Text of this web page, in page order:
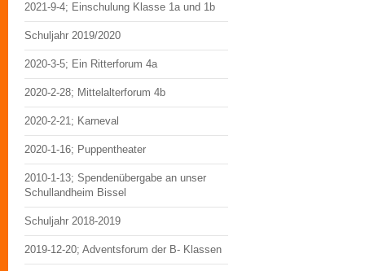
2021-9-4; Einschulung Klasse 1a und 1b
Schuljahr 2019/2020
2020-3-5; Ein Ritterforum 4a
2020-2-28; Mittelalterforum 4b
2020-2-21; Karneval
2020-1-16; Puppentheater
2010-1-13; Spendenübergabe an unser
Schullandheim Bissel
Schuljahr 2018-2019
2019-12-20; Adventsforum der B- Klassen